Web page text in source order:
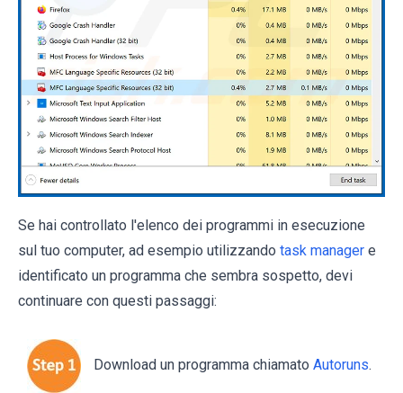
Se hai controllato l'elenco dei programmi in esecuzione
sul tuo computer, ad esempio utilizzando task manager e
identificato un programma che sembra sospetto, devi
continuare con questi passaggi:
Download un programma chiamato Autoruns.